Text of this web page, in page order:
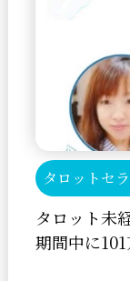
タロットセ
タロット未
期間中に